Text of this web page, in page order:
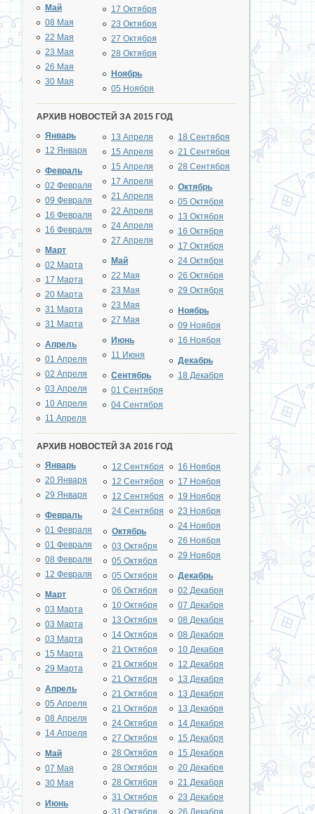
Май
08 Мая
22 Мая
23 Мая
26 Мая
30 Мая
17 Октября
23 Октября
27 Октября
28 Октября
Ноябрь
05 Ноября
АРХИВ НОВОСТЕЙ ЗА 2015 ГОД
Январь
12 Января
Февраль
02 Февраля
09 Февраля
16 Февраля
16 Февраля
Март
02 Марта
17 Марта
20 Марта
31 Марта
31 Марта
Апрель
01 Апреля
02 Апреля
03 Апреля
10 Апреля
11 Апреля
13 Апреля
15 Апреля
15 Апреля
17 Апреля
21 Апреля
22 Апреля
24 Апреля
27 Апреля
Май
22 Мая
23 Мая
23 Мая
27 Мая
Июнь
11 Июня
Сентябрь
01 Сентября
04 Сентября
18 Сентября
21 Сентября
28 Сентября
Октябрь
05 Октября
13 Октября
16 Октября
17 Октября
24 Октября
26 Октября
29 Октября
Ноябрь
09 Ноября
16 Ноября
Декабрь
18 Декабря
АРХИВ НОВОСТЕЙ ЗА 2016 ГОД
Январь
20 Января
29 Января
Февраль
01 Февраля
01 Февраля
08 Февраля
12 Февраля
Март
03 Марта
03 Марта
03 Марта
15 Марта
29 Марта
Апрель
05 Апреля
08 Апреля
14 Апреля
Май
07 Мая
30 Мая
Июнь
12 Сентября
12 Сентября
12 Сентября
24 Сентября
Октябрь
03 Октября
05 Октября
05 Октября
06 Октября
10 Октября
13 Октября
14 Октября
21 Октября
21 Октября
21 Октября
21 Октября
21 Октября
24 Октября
27 Октября
28 Октября
28 Октября
28 Октября
31 Октября
31 Октября
16 Ноября
17 Ноября
19 Ноября
23 Ноября
24 Ноября
26 Ноября
29 Ноября
Декабрь
02 Декабря
07 Декабря
08 Декабря
08 Декабря
10 Декабря
12 Декабря
13 Декабря
13 Декабря
13 Декабря
14 Декабря
15 Декабря
15 Декабря
20 Декабря
21 Декабря
23 Декабря
26 Декабря